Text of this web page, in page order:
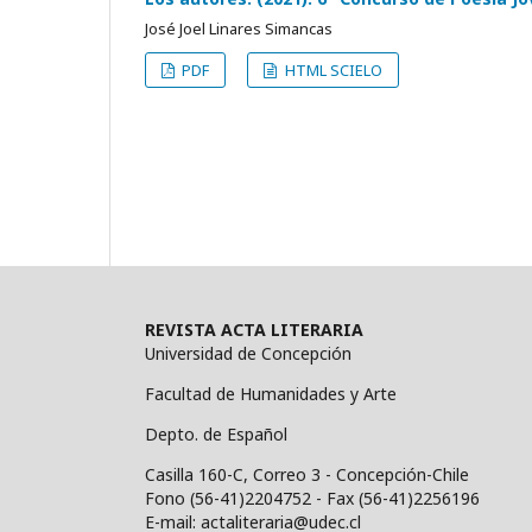
José Joel Linares Simancas
PDF
HTML SCIELO
REVISTA ACTA LITERARIA
Universidad de Concepción
Facultad de Humanidades y Arte
Depto. de Español
Casilla 160-C, Correo 3 - Concepción-Chile
Fono (56-41)2204752 - Fax (56-41)2256196
E-mail: actaliteraria@udec.cl